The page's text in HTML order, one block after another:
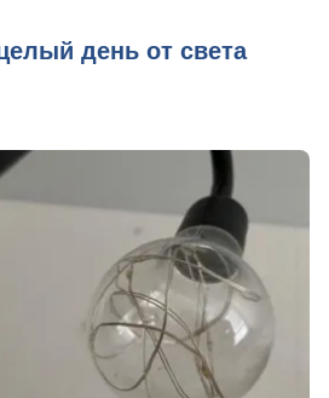
день от света